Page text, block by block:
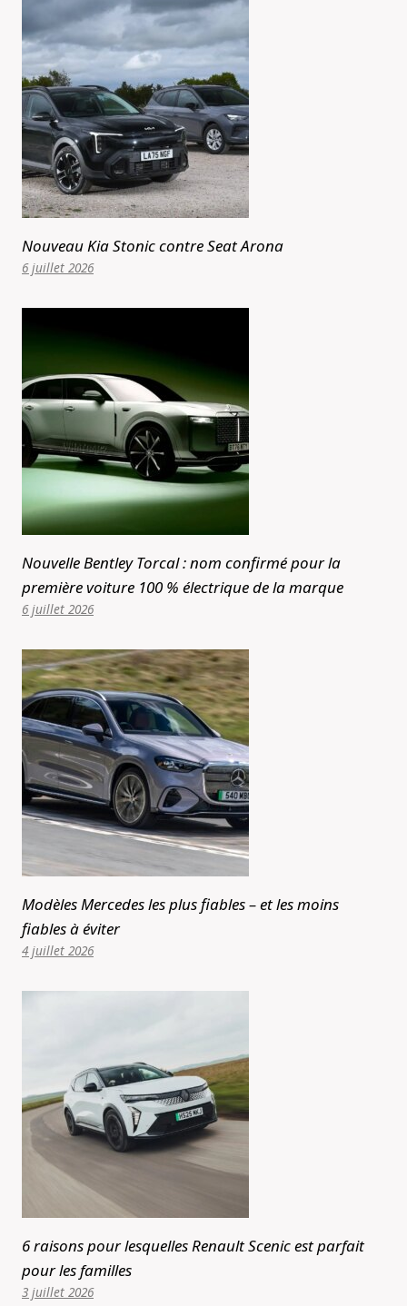
Nouveau Kia Stonic contre Seat Arona
6 juillet 2026
Nouvelle Bentley Torcal : nom confirmé pour la
première voiture 100 % électrique de la marque
6 juillet 2026
Modèles Mercedes les plus fiables – et les moins
fiables à éviter
4 juillet 2026
6 raisons pour lesquelles Renault Scenic est parfait
pour les familles
3 juillet 2026